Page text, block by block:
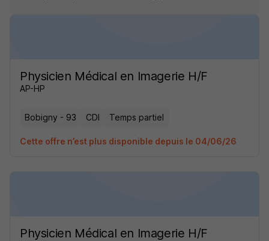
Physicien Médical en Imagerie H/F
AP-HP
Bobigny - 93 CDI Temps partiel
Cette offre n’est plus disponible depuis le 04/06/26
Physicien Médical en Imagerie H/F